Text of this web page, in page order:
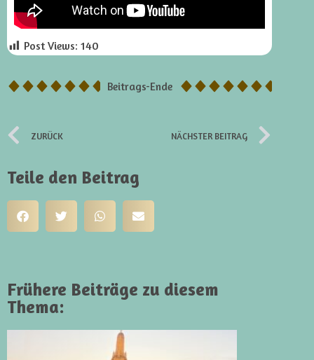
Post Views: 140
Beitrags-Ende
ZURÜCK NÄCHSTER BEITRAG
Teile den Beitrag
Frühere Beiträge zu diesem
Thema: